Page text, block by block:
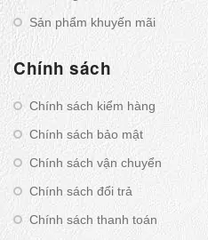
Sản phẩm khuyến mãi
Chính sách
Chính sách kiểm hàng
Chính sách bảo mật
Chính sách vận chuyển
Chính sách đổi trả
Chính sách thanh toán